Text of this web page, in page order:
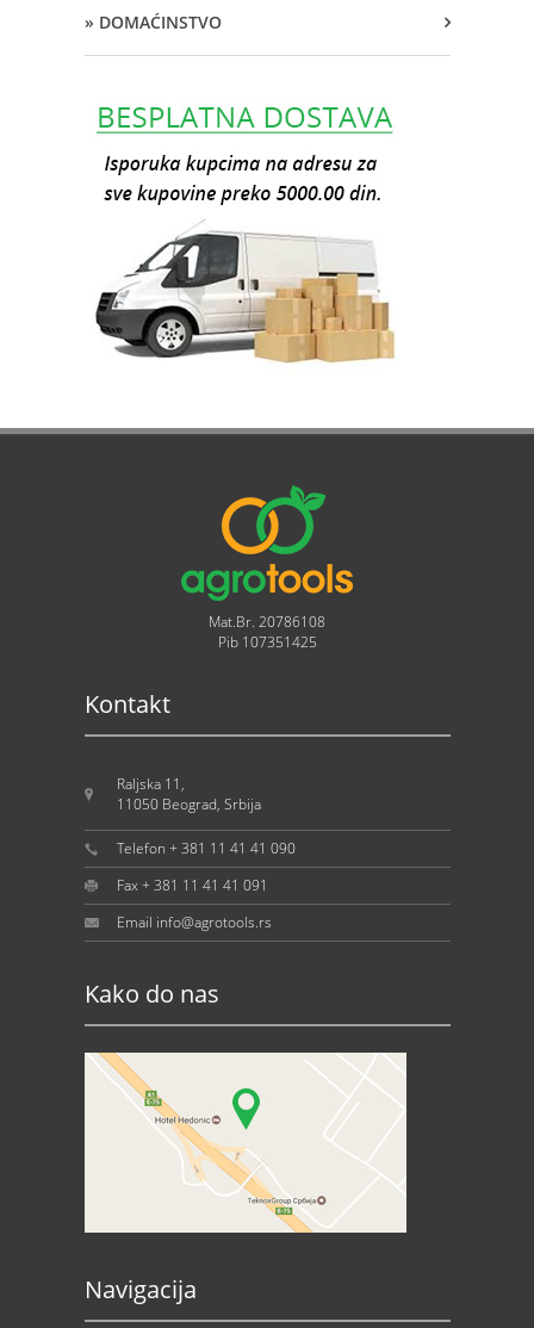
» DOMAĆINSTVO
Mat.Br. 20786108
Pib 107351425
Kontakt
Raljska 11,
11050 Beograd, Srbija
Telefon + 381 11 41 41 090
Fax + 381 11 41 41 091
Email info@agrotools.rs
Kako do nas
Navigacija